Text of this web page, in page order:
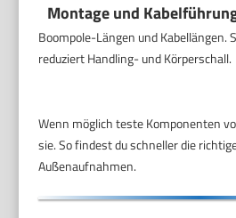
Montage und
Boompole-Längen und Kabellängen.
reduziert Handling- und Körperschall.
Wenn möglich teste Komponenten
sie. So findest du schneller die
Außenaufnahmen.